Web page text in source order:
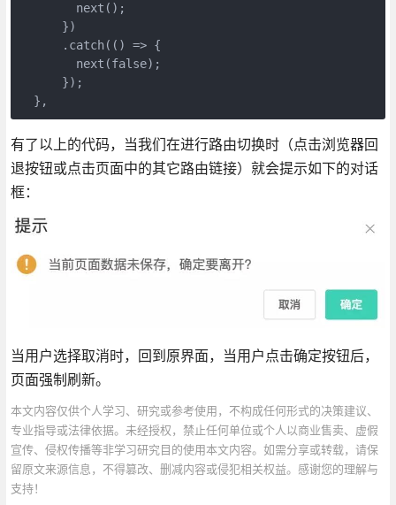
        next();
      })
      .catch(() => {
        next(false);
      });
有了以上的代码，当我们在进行路由切换时（点击浏览器回
退按钮或点击页面中的其它路由链接）就会提示如下的对话
框：
当用户选择取消时，回到原界面，当用户点击确定按钮后，
页面强制刷新。
本文内容仅供个人学习、研究或参考使用，不构成任何形式的决策建议、
专业指导或法律依据。未经授权，禁止任何单位或个人以商业售卖、虚假
宣传、侵权传播等非学习研究目的使用本文内容。如需分享或转载，请保
留原文来源信息，不得篡改、删减内容或侵犯相关权益。感谢您的理解与
支持！